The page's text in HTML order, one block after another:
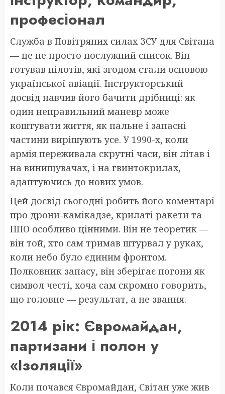
професіонал
Служба в Повітряних силах ЗСУ для Світана
— це не просто послужний список. Він
готував пілотів, які згодом стали основою
української авіації. Інструкторський
досвід навчив його бачити дрібниці: як
один неправильний маневр може
коштувати життя, як пальне і запасні
частини вирішують усе. У 1990-х, коли
армія переживала скрутні часи, він літав і
на винищувачах, і на гвинтокрилах,
адаптуючись до нових умов.
Цей досвід сьогодні робить його коментарі
про дрони-камікадзе, крилаті ракети та
ППО особливо цінними. Він не теоретик —
він той, хто сам тримав штурвал у руках,
коли небо було єдиним фронтом.
Полковник запасу, він зберігає погони як
символ честі, хоча сам скромно говорить,
що головне — результат, а не звання.
2014 рік: Євромайдан,
партизани і полон у
«Ізоляції»
Коли почався Євромайдан, Світан уже жив